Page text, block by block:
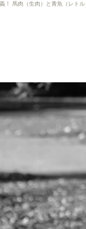
！ 馬肉（生肉）と青魚（レト